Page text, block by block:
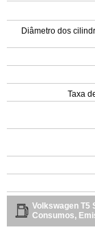
Diâmetro dos
Taxa
Volkswagen T5
Consumos,